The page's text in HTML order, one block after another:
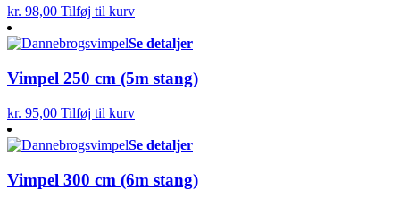
kr. 98,00 Tilføj til kurv
Se detaljer
Vimpel 250 cm (5m stang)
kr. 95,00 Tilføj til kurv
Se detaljer
Vimpel 300 cm (6m stang)